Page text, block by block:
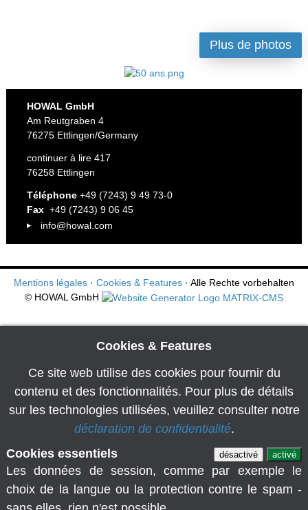
HOWAL GmbH
Am Reutgraben 4
76275 Ettlingen/Germany
continuer à lire 417
76258 Ettlingen
Téléphone+49 (7243) 9 49 73-0
Fax+49 (7243) 9 06 45
info@howal.com
Plus de photos
Mentions légales · Cookies & Features · Alle Rechte vorbehalten
© HOWAL GmbH
Cookies & Features
Ce site web utilise des cookies pour fournir du
contenu et des fonctionnalités. Pour plus de détails
sur les technologies utilisées, veuillez consulter notre
déclaration de confidentialité.
Cookies essentiels
désactivé activé
Les données de session, comme par exemple le
choix de la langue ou la protection contre le spam -